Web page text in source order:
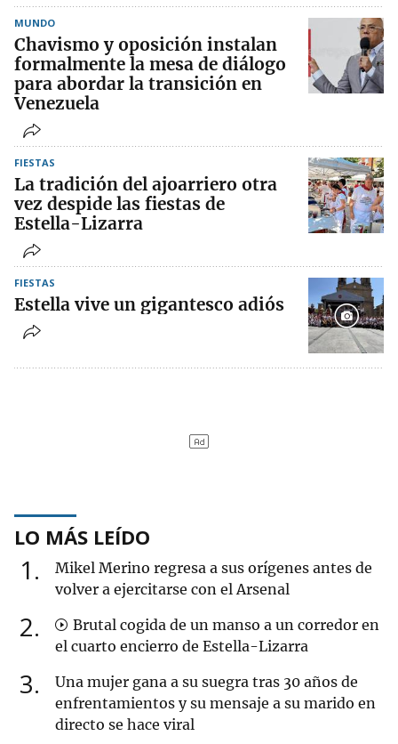
MUNDO
Chavismo y oposición instalan
formalmente la mesa de diálogo
para abordar la transición en
Venezuela
FIESTAS
La tradición del ajoarriero otra
vez despide las fiestas de
Estella-Lizarra
FIESTAS
Estella vive un gigantesco adiós
LO MÁS LEÍDO
1
Mikel Merino regresa a sus orígenes antes de
volver a ejercitarse con el Arsenal
2
Brutal cogida de un manso a un corredor en
el cuarto encierro de Estella-Lizarra
3
Una mujer gana a su suegra tras 30 años de
enfrentamientos y su mensaje a su marido en
directo se hace viral